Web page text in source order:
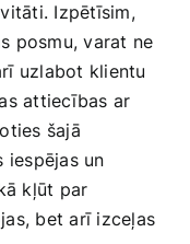
Izpētīsim,
posmu, varat ne
​uzlabot klientu
attiecības ar
šajā
iespējas un
kļūt par
‍bet arī izceļas